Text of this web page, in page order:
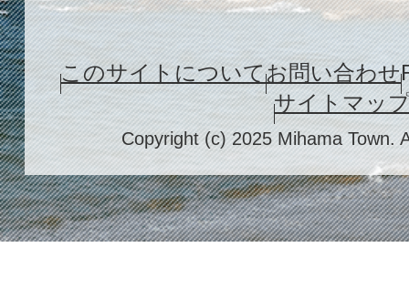
このサイトについてお問い合わせ
サイトマッ
Copyright (c) 2025 Mihama Town.